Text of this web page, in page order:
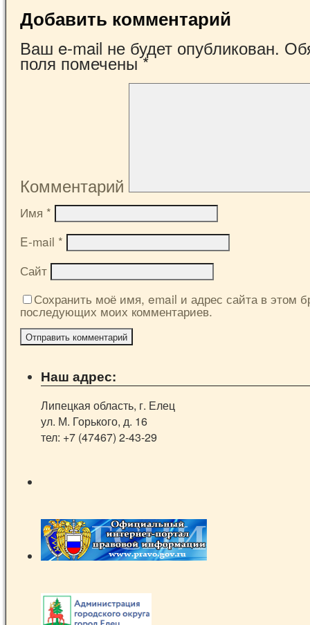
Добавить комментарий
Ваш e-mail не будет опубликован.
поля помечены*
Комментарий
Имя *
E-mail *
Сайт
Сохранить моё имя, email и адрес сайта в этом
последующих моих комментариев.
Наш адрес:
Липецкая область, г. Елец
ул. М. Горького, д. 16
тел: +7 (47467) 2-43-29